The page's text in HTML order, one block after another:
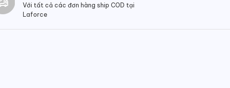
Với tất cả các đơn hàng ship COD tại
Laforce